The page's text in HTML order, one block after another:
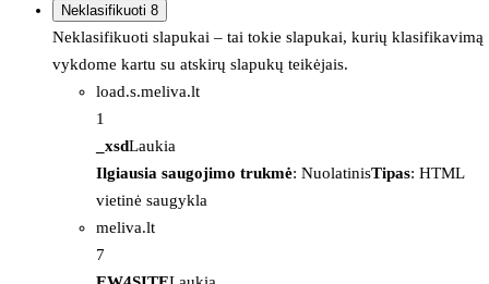
Neklasifikuoti 8
Neklasifikuoti slapukai – tai tokie slapukai, kurių klasifikavimą
vykdome kartu su atskirų slapukų teikėjais.
load.s.meliva.lt
1
_xsdLaukia
Ilgiausia saugojimo trukmė: NuolatinisTipas: HTML
vietinė saugykla
meliva.lt
7